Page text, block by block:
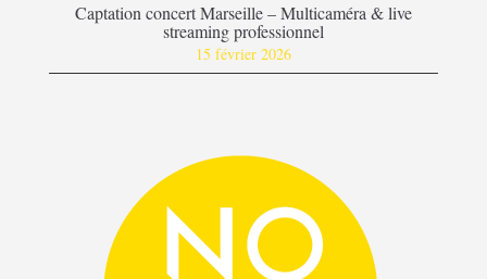
Captation concert Marseille – Multicaméra & live
streaming professionnel
15 février 2026